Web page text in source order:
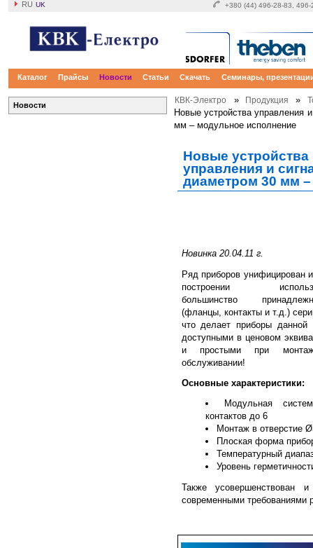
RU UK +380 (44) 496-28-83,
Каталог Прайсы Новости Статьи Скачать Семинары,
Новости
КВК-Электро » Продукция »
Новые устройства управления
мм – модульное исполнение
Новые устройства
управления и
диаметром 30 мм
Новинка 20.04.11 г.
Ряд приборов унифицирован
построении
большинство
(фланцы, контакты и т.д.)
что делает приборы данной
доступными в ценовом
и простыми при
обслуживании!
Основные характеристики:
Модульная
контактов до 6
Монтаж в отверстие
Плоская форма
Температурный
Уровень
Также усовершенствован
современными требованиями